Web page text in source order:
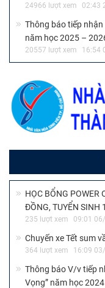
24966 lượt xem 02:43
Thông báo tiếp nhận
năm học 2025 –
20557 lượt xem 16:54
HỌC BỔNG POWER
ĐỒNG, TUYỂN SINH
235 lượt xem 09:01
Chuyến xe Tết sum
364 lượt xem 16:09
Thông báo V/v tiếp
Vọng” năm học